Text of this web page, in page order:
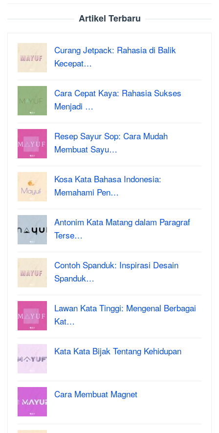
Artikel Terbaru
Curang Jetpack: Rahasia di Balik
Kecepat…
Cara Cepat Kaya: Rahasia Sukses
Menjadi …
Resep Sayur Sop: Cara Mudah
Membuat Sayu…
Kosa Kata Bahasa Indonesia:
Memahami Pen…
Antonim Kata Matang dalam Paragraf
Terse…
Contoh Spanduk: Inspirasi Desain
Spanduk…
Lawan Kata Tinggi: Mengenal Berbagai
Kat…
Kata Kata Bijak Tentang Kehidupan
Cara Membuat Magnet